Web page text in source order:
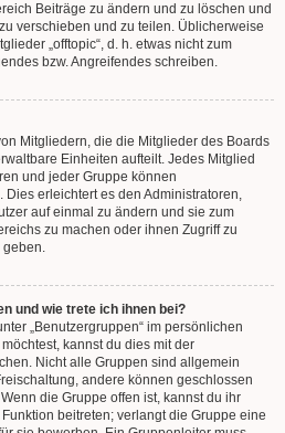
Beiträge zu ändern und zu löschen und
verschieben und zu teilen. Üblicherweise
„offtopic“, d. h. etwas nicht zum
bzw. Angreifendes schreiben.
Mitgliedern, die die Mitglieder des Boards
Einheiten aufteilt. Jedes Mitglied
und jeder Gruppe können
erleichtert es den Administratoren,
auf einmal zu ändern und sie zum
zu machen oder ihnen Zugriff zu
geben.
und wie trete ich ihnen bei?
„Benutzergruppen“ im persönlichen
kannst du dies mit der
Nicht alle Gruppen sind allgemein
andere können geschlossen
die Gruppe offen ist, kannst du ihr
beitreten; verlangt die Gruppe eine